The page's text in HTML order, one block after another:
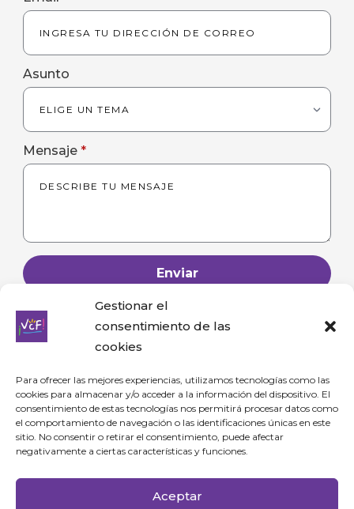
Gestionar el
consentimiento de las
cookies
Para ofrecer las mejores experiencias, utilizamos tecnologías como las
cookies para almacenar y/o acceder a la información del dispositivo. El
consentimiento de estas tecnologías nos permitirá procesar datos como
el comportamiento de navegación o las identificaciones únicas en este
sitio. No consentir o retirar el consentimiento, puede afectar
negativamente a ciertas características y funciones.
Aceptar
Asunto
Mensaje *
Enviar
Para consultas y comerciales puedes enviarme un correo a
info@viajamosconfer.com
Blog Contacto